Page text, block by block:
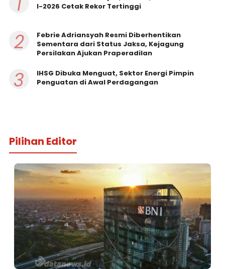
I-2026 Cetak Rekor Tertinggi
2
Febrie Adriansyah Resmi Diberhentikan
Sementara dari Status Jaksa, Kejagung
Persilakan Ajukan Praperadilan
3
IHSG Dibuka Menguat, Sektor Energi Pimpin
Penguatan di Awal Perdagangan
Pilihan Editor